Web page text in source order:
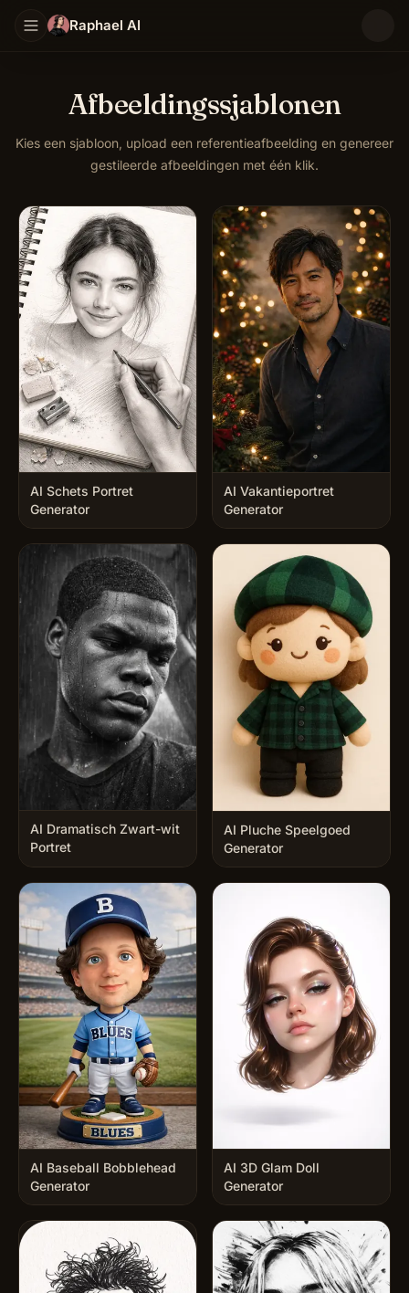
Raphael AI
Afbeeldingssjablonen
Kies een sjabloon, upload een referentieafbeelding en genereer
gestileerde afbeeldingen met één klik.
AI Schets Portret
Generator
AI Vakantieportret
Generator
AI Dramatisch Zwart-wit
Portret
AI Pluche Speelgoed
Generator
AI Baseball Bobblehead
Generator
AI 3D Glam Doll
Generator